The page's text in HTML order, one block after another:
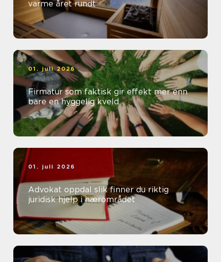
varme året rundt
01. juli 2026
Firmatur som faktisk gir effekt mer enn
bare en hyggelig kveld
01. juli 2026
Advokat oppdal slik finner du riktig
juridisk hjelp i nærområdet